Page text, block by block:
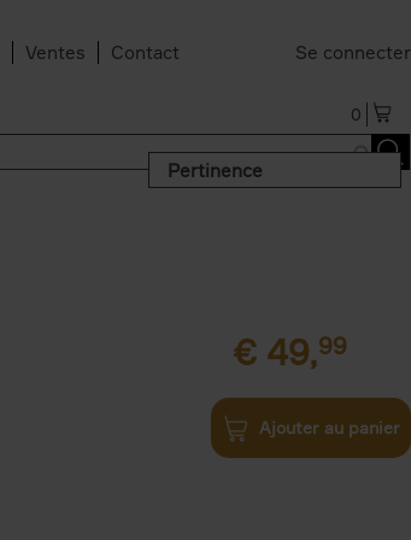
Ventes Contact Se connecter
0
Pertinence
€ 49,99
Ajouter au panier